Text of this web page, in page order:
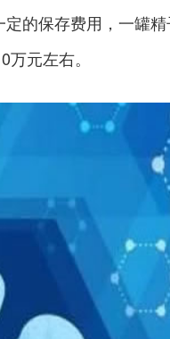
的保存费用，一罐
万元左右。